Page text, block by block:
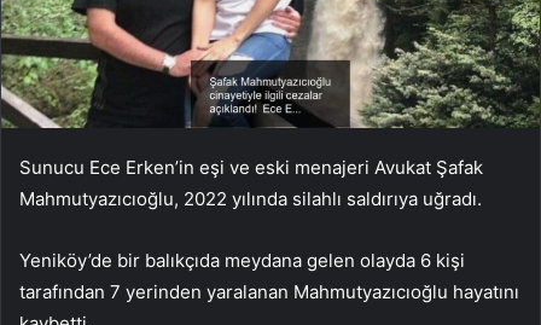
Sunucu Ece Erken’in eşi ve eski menajeri Avukat Şafak
Mahmutyazıcıoğlu, 2022 yılında silahlı saldırıya uğradı.
Yeniköy’de bir balıkçıda meydana gelen olayda 6 kişi
tarafından 7 yerinden yaralanan Mahmutyazıcıoğlu hayatını